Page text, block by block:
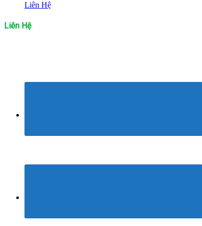
Liên Hệ
Liên Hệ